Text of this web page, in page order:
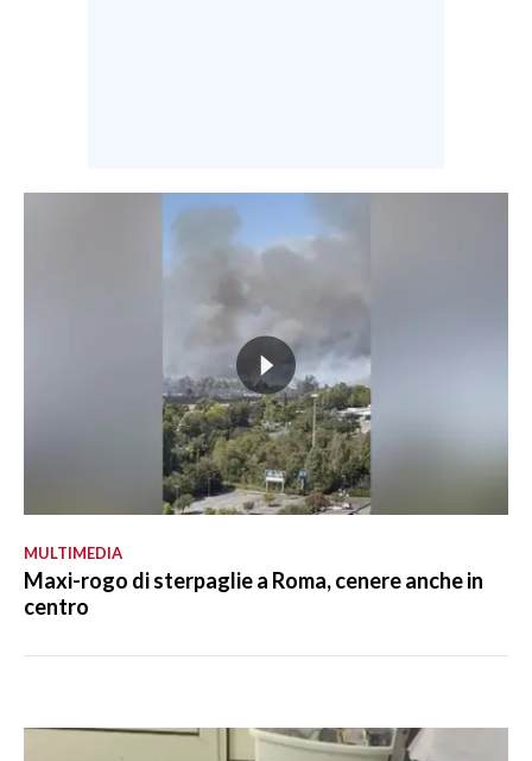
MULTIMEDIA
Maxi-rogo di sterpaglie a Roma, cenere anche in
centro